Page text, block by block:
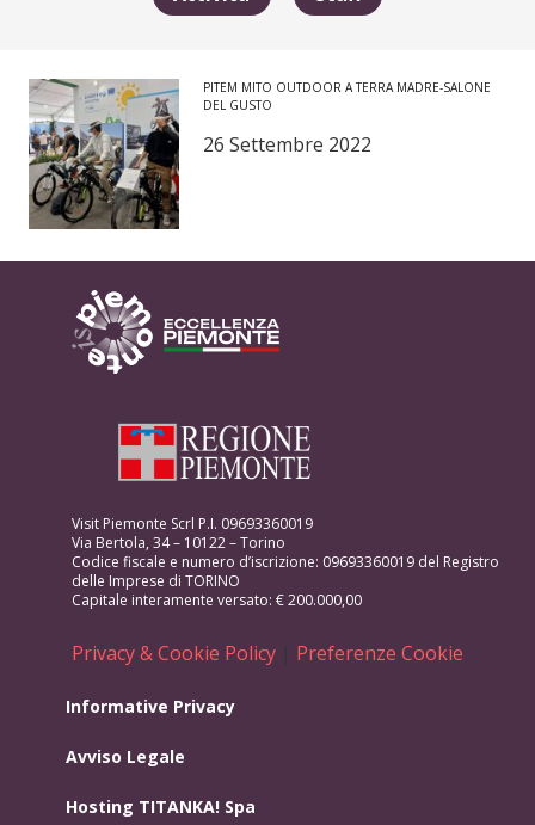
PITEM MITO OUTDOOR A TERRA MADRE-SALONE
DEL GUSTO
26 Settembre 2022
Visit Piemonte Scrl P.I. 09693360019
Via Bertola, 34 – 10122 – Torino
Codice fiscale e numero d’iscrizione: 09693360019 del Registro
delle Imprese di TORINO
Capitale interamente versato: € 200.000,00
Privacy & Cookie Policy | Preferenze Cookie
Informative Privacy
Avviso Legale
Hosting TITANKA! Spa